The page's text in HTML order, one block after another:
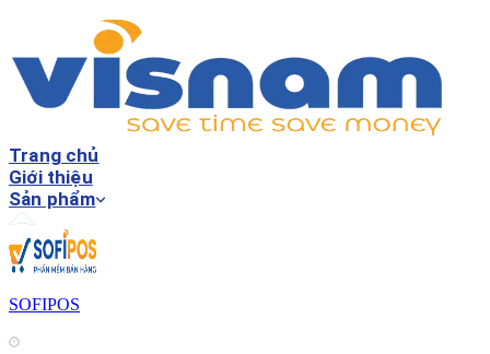
Trang chủ
Giới thiệu
Sản phẩm
SOFIPOS